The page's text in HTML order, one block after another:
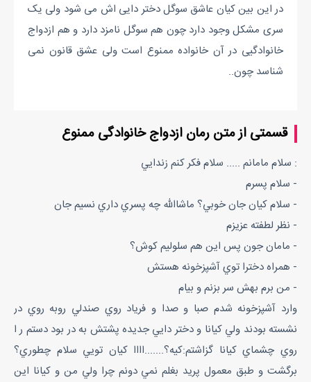
در این بین کیان عاشق سوگل دختر دایی اش می شود ولی یک
سری مشکل وجود دارد چون هم سوگل نامزد دارد و هم ازدواج
خانوادگیی در آن خانواده ممنوع است ولی عشق قانون نمی
شناسد چون..
قسمتی از متن رمان ازدواج خانوادگی ممنوع
: سلام مامانم ..... سلام فكر كنم زندايي
- سلام پسرم
- سلام كيان جان خوبي؟ ماشاالله چه پسري داري نسيم جان
- نظر لطفته عزيزم
- مامان جون پس اين هم سلوليم كوش؟
- همراه دخترا توي آشپزخونه هستش
- من برم بهش سر بزنم و بيام
وارد آشپزخونه شدم صبا و صدا و فرياد روي صندلي روبه روي در
نشسته بودند ولي كيانا و دختر دايي جديده پشتش به در بود دستم ر ا
روي چشماي كيانا گزاشتم:كيه؟.......اااا كيان تويي سلام چطوري؟
برگشت و طبق معمول پريد بغلم نمي دونم چرا ولي من و كيانا اين